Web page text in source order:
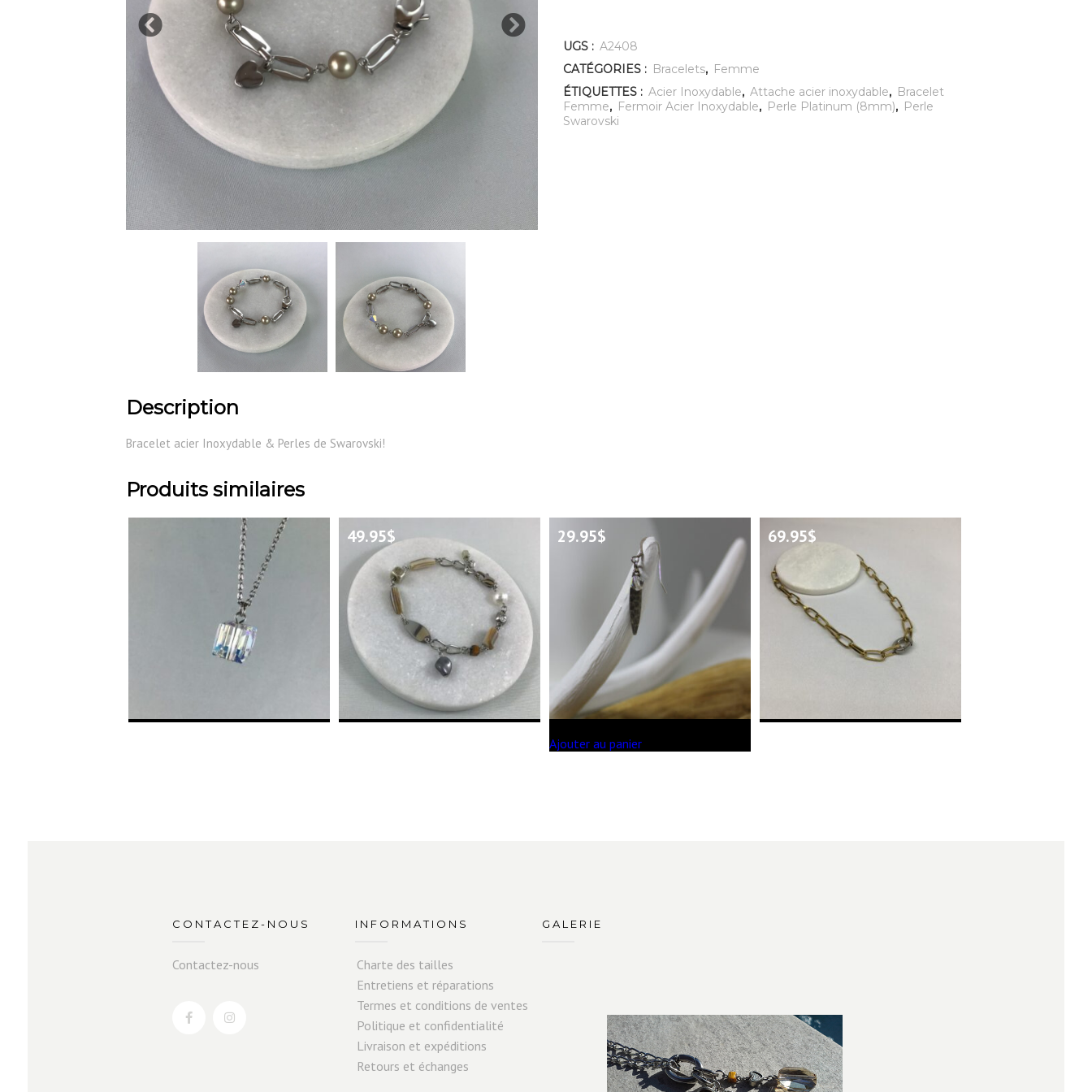
UGS : A2408
CATÉGORIES : Bracelets, Femme
ÉTIQUETTES : Acier Inoxydable, Attache acier inoxydable, Bracelet
Femme, Fermoir Acier Inoxydable, Perle Platinum (8mm), Perle
Swarovski
Description
Bracelet acier Inoxydable & Perles de Swarovski!
Produits similaires
49.95$ 29.95$
Ajouter au panier
69.95$
CONTACTEZ-NOUS
Contactez-nous
INFORMATIONS
Charte des tailles
Entretiens et réparations
Termes et conditions de ventes
Politique et confidentialité
Livraison et expéditions
Retours et échanges
GALERIE